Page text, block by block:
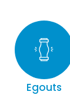
Egouts